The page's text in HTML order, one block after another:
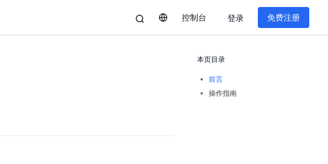
控制台 登录 免费注册
本页目录
前言
操作指南